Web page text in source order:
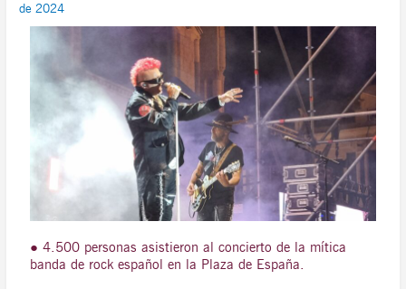
de 2024
● 4.500 personas asistieron al concierto de la mítica
banda de rock español en la Plaza de España.